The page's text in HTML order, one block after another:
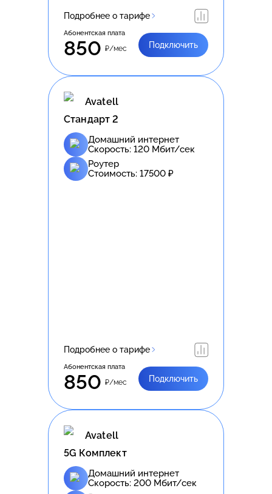
Подробнее о тарифе
Абонентская плата
850 ₽/мес Подключить
Avatell
Стандарт 2
Домашний интернет
Скорость: 120 Мбит/сек
Роутер
Стоимость: 17500 ₽
Подробнее о тарифе
Абонентская плата
850 ₽/мес Подключить
Avatell
5G Комплект
Домашний интернет
Скорость: 200 Мбит/сек